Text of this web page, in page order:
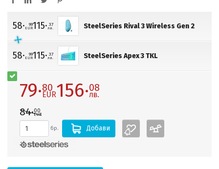
58· 99
EUR115· 37
лв. SteelSeries Rival 3 Wireless Gen 2
58· 99
EUR115· 37
лв. SteelSeries Apex 3 TKL
79·80
EUR156·08
лв.
84·00
EUR
бр. Добави